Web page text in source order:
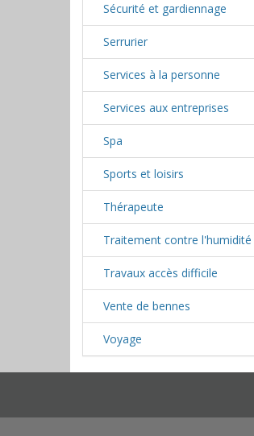
Sécurité et gardiennage
Serrurier
Services à la personne
Services aux entreprises
Spa
Sports et loisirs
Thérapeute
Traitement contre l'humidité
Travaux accès difficile
Vente de bennes
Voyage